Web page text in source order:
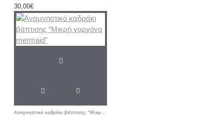
30,00€
Αναμνηστικό καδράκι βάπτισης “Μικρή γοργόνα mermaid"